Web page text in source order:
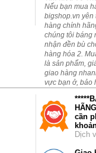
Nếu bạn mua
bigshop.vn yên
hàng chính
chúng tôi báng
nhận đền bù
hàng hóa 2.
là sản phẩm,
giao hàng
vực bạn ở, bảo
cần
Dịch